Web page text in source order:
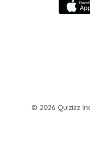
© 2026 Quizizz